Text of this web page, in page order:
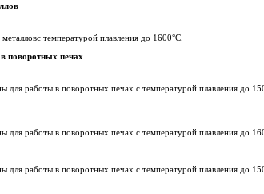
температурой плавления до 1600°C.
поворотных печах
для работы в поворотных печах с температурой плавления до
для работы в поворотных печах с температурой плавления до
для работы в поворотных печах с температурой плавления до